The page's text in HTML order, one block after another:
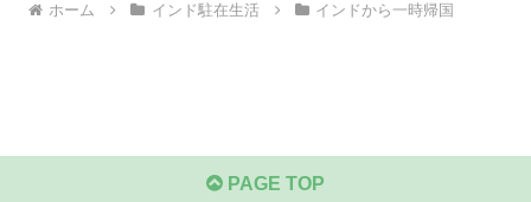
ホーム インド駐在生活 インドから一時帰国
PAGE TOP